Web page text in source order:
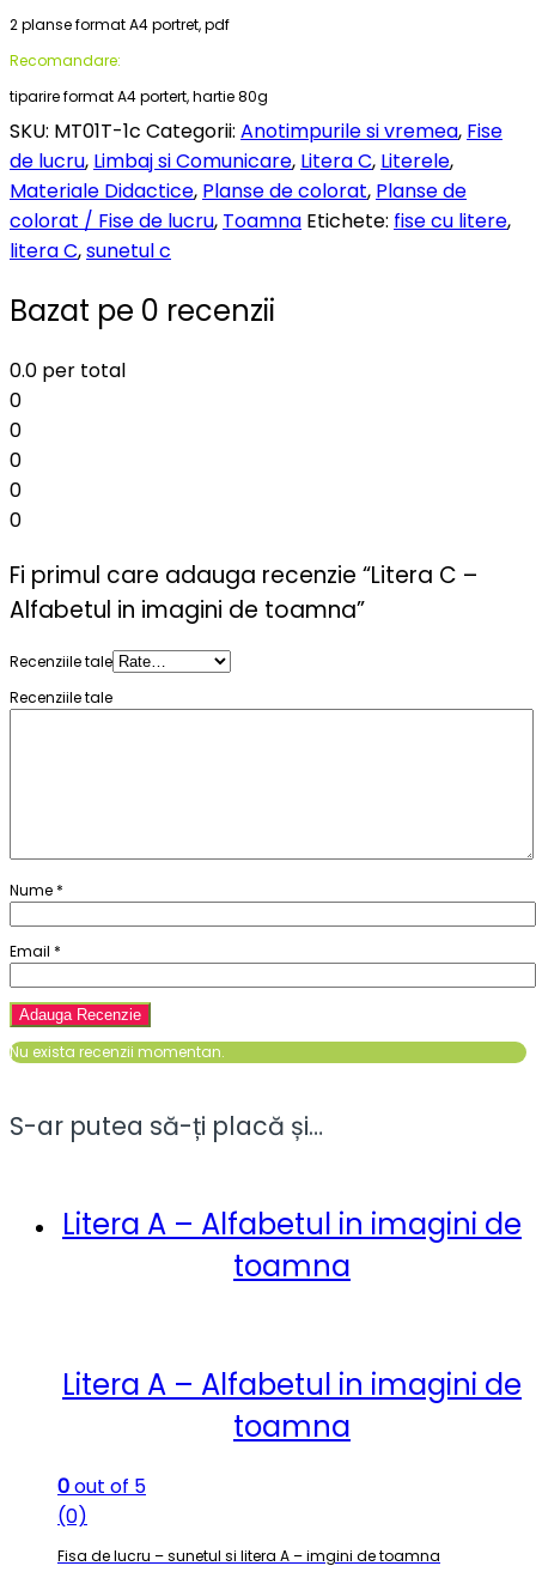
2 planse format A4 portret, pdf
Recomandare:
tiparire format A4 portert, hartie 80g
SKU: MT01T-1c Categorii: Anotimpurile si vremea, Fise
de lucru, Limbaj si Comunicare, Litera C, Literele,
Materiale Didactice, Planse de colorat, Planse de
colorat / Fise de lucru, Toamna Etichete: fise cu litere,
litera C,sunetul c
Bazat pe 0 recenzii
0.0 per total
0
0
0
0
0
Fi primul care adauga recenzie “Litera C –
Alfabetul in imagini de toamna”
Recenziile tale
Recenziile tale
Nume *
Email *
Nu exista recenzii momentan.
S-ar putea să-ți placă și…
Litera A – Alfabetul in imagini de
toamna
Litera A – Alfabetul in imagini de
toamna
0out of 5
(0)
Fisa de lucru – sunetul si litera A – imgini de toamna